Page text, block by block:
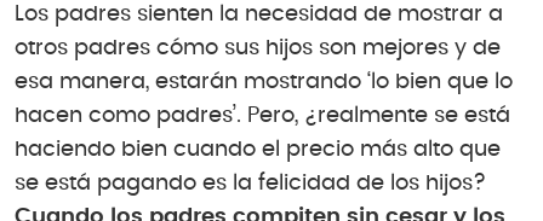
Los padres sienten la necesidad de mostrar a
otros padres cómo sus hijos son mejores y de
esa manera, estarán mostrando ‘lo bien que lo
hacen como padres’. Pero, ¿realmente se está
haciendo bien cuando el precio más alto que
se está pagando es la felicidad de los hijos?